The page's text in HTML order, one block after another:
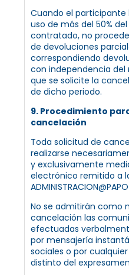
Cuando el participante
uso de más del 50%
contratado, no
de devoluciones
correspondiendo
con independencia
que se solicite la
de dicho periodo.
9. Procedimiento
cancelación
Toda solicitud de
realizarse
y exclusivamente
electrónico remitido a
No se admitirán como
cancelación las
efectuadas
por mensajería
sociales o por
distinto del